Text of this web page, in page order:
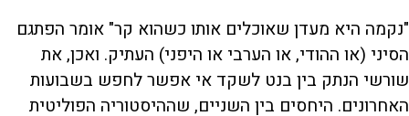
"נקמה היא מעדן שאוכלים אותו כשהוא קר" אומר הפתגם
הסיני (או ההודי, או הערבי או היפני) העתיק. ואכן, את
שורשי הנתק בין בנט לשקד אי אפשר לחפש בשבועות
האחרונים. היחסים בין השניים, שההיסטוריה הפוליטית